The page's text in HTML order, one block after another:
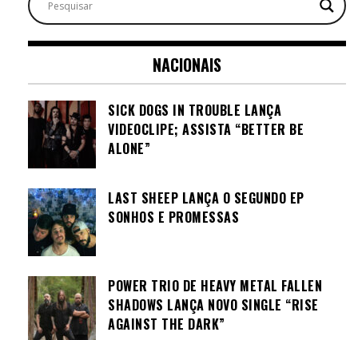
NACIONAIS
SICK DOGS IN TROUBLE LANÇA
VIDEOCLIPE; ASSISTA “BETTER BE
ALONE”
LAST SHEEP LANÇA O SEGUNDO EP
SONHOS E PROMESSAS
POWER TRIO DE HEAVY METAL FALLEN
SHADOWS LANÇA NOVO SINGLE “RISE
AGAINST THE DARK”